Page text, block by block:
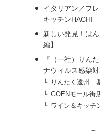
イタリアン／フ
キッチンHACHI
新しい発見！は
編】
『（一社）りん
ナウィルス感染対
りんたく遠州
GOENモール街
ワイン＆キッ